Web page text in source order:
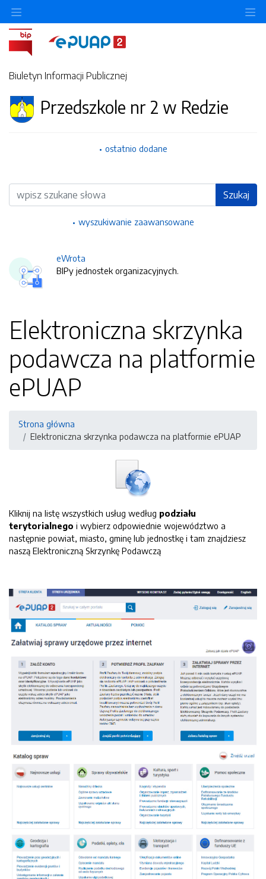
Biuletyn Informacji Publicznej
Przedszkole nr 2 w Redzie
ostatnio dodane
Wyszukiwarka Szukaj
wyszukiwanie zaawansowane
eWrota
BIPy jednostek organizacyjnych.
Elektroniczna skrzynka
podawcza na platformie
ePUAP
Strona główna
Elektroniczna skrzynka podawcza na platformie ePUAP
Kliknij na listę wszystkich usług według podziału
terytorialnego i wybierz odpowiednie województwo a
następnie powiat, miasto, gminę lub jednostkę i tam znajdziesz
naszą Elektroniczną Skrzynkę Podawczą